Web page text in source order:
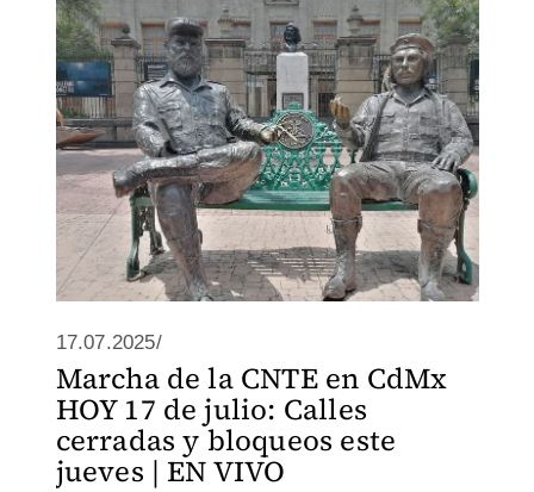
17.07.2025/
Marcha de la CNTE en CdMx
HOY 17 de julio: Calles
cerradas y bloqueos este
jueves | EN VIVO